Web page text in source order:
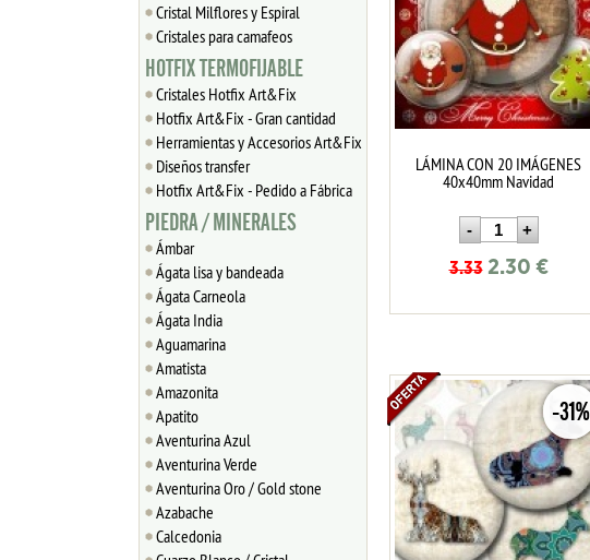
Cristal Milflores y Espiral
Cristales para camafeos
HOTFIX TERMOFIJABLE
Cristales Hotfix Art&Fix
Hotfix Art&Fix - Gran cantidad
Herramientas y Accesorios Art&Fix
Diseños transfer
Hotfix Art&Fix - Pedido a Fábrica
PIEDRA / MINERALES
Ámbar
Ágata lisa y bandeada
Ágata Carneola
Ágata India
Aguamarina
Amatista
Amazonita
Apatito
Aventurina Azul
Aventurina Verde
Aventurina Oro / Gold stone
Azabache
Calcedonia
LÁMINA CON 20 IMÁGENES
40x40mm Navidad
3.33 2.30 €
-31%